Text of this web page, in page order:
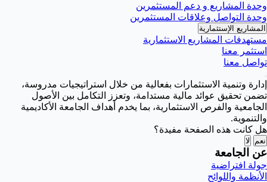
وحدة المشاريع و دعم المستثمرين
وحدة التواصل وعلاقات المستثمرين
المشاريع الإستثمارية
مستهدفات المشاريع الاستثمارية
استثمر معنا
تواصل معنا
إدارة وتنمية الاستثمارات بفعالية من خلال استراتيجيات مدروسة،
تضمن تحقيق عوائد مالية مستدامة، وتعزز التكامل بين الأصول
الجامعية والفرص الاستثمارية، بما يخدم أهداف الجامعة الأكاديمية
والتنموية.
هل كانت هذه الصفحة مفيدة؟
نعم لا
عن الجامعة
جولة افتراضية
الأنظمة واللوائح